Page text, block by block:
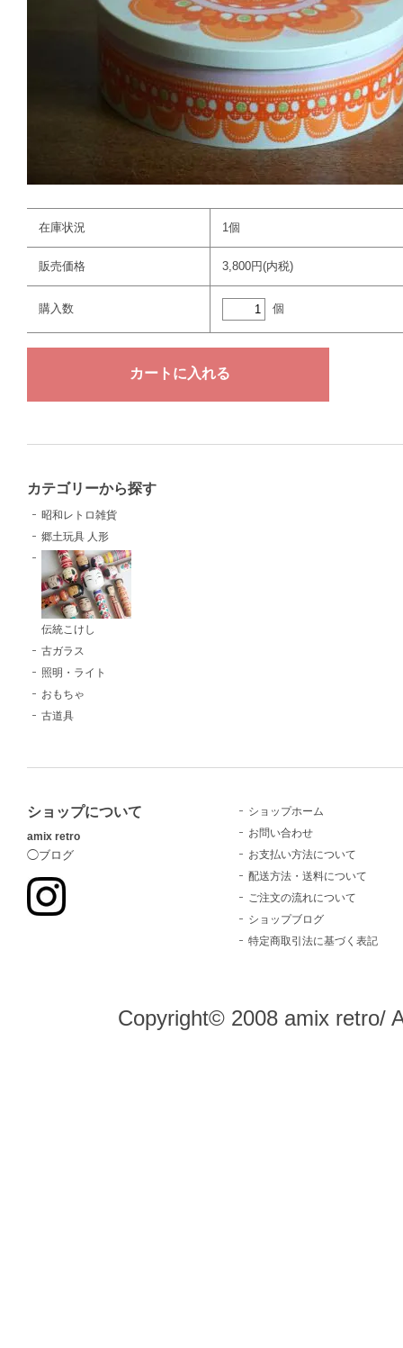
在庫状況 1個
販売価格 3,800円(内税)
購入数 個
カテゴリーから探す
昭和レトロ雑貨
郷土玩具 人形
伝統こけし
古ガラス
照明・ライト
おもちゃ
古道具
ショップについて
amix retro
◯ブログ
ショップホーム
お問い合わせ
お支払い方法について
配送方法・送料について
ご注文の流れについて
ショップブログ
特定商取引法に基づく表記
Copyright© 2008 amix retro/